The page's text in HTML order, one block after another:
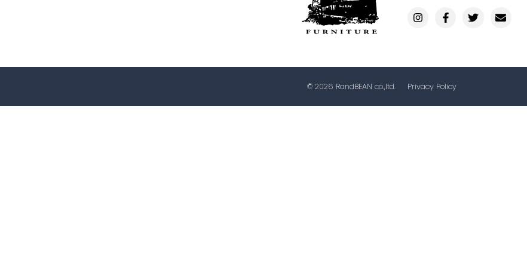
© 2026 RandBEAN co.,ltd. Privacy Policy